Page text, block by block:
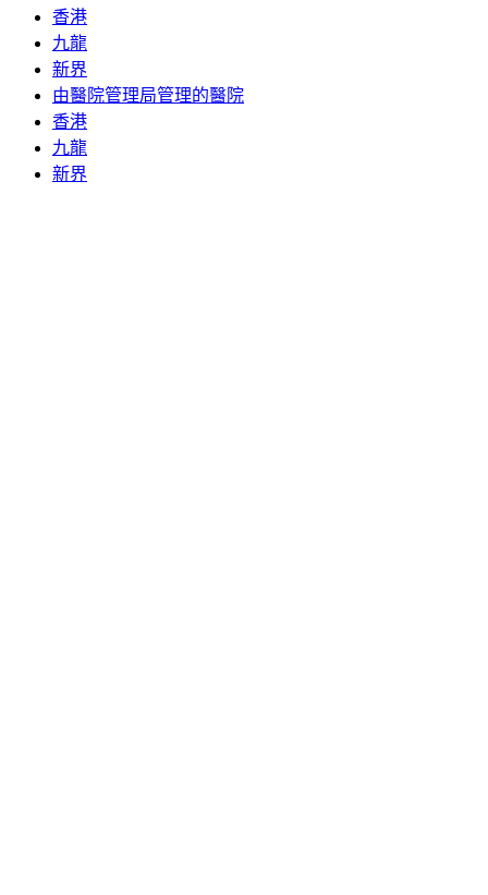
香港
九龍
新界
由醫院管理局管理的醫院
香港
九龍
新界